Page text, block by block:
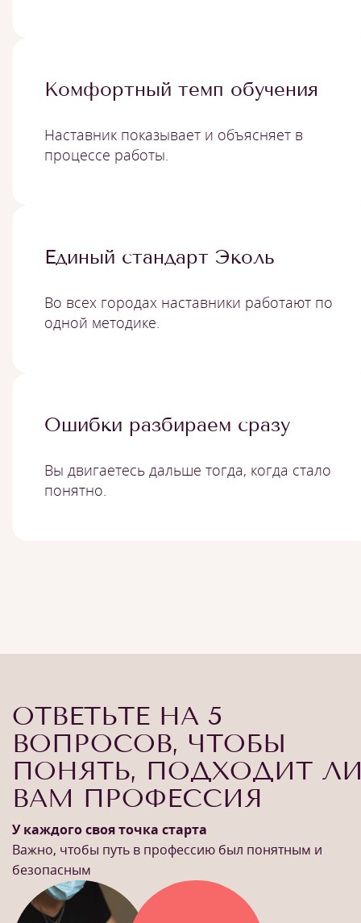
Комфортный темп обучения
Наставник показывает и объясняет в
процессе работы.
Единый стандарт Эколь
Во всех городах наставники работают по
одной методике.
Ошибки разбираем сразу
Вы двигаетесь дальше тогда, когда стало
понятно.
ОТВЕТЬТЕ НА 5
ВОПРОСОВ, ЧТОБЫ
ПОНЯТЬ, ПОДХОДИТ
ВАМ ПРОФЕССИЯ
У каждого своя точка старта
Важно, чтобы путь в профессию был понятным и
безопасным